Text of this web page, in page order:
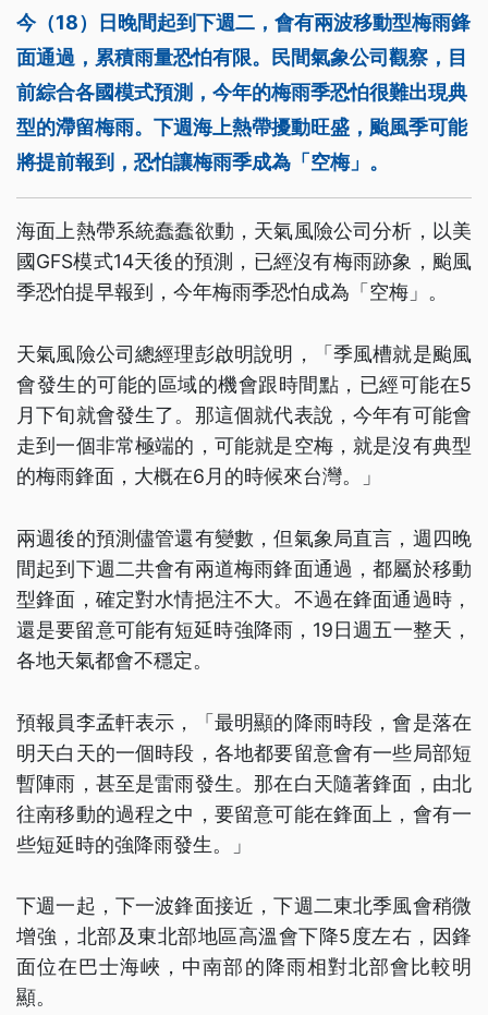
今（18）日晚間起到下週二，會有兩波移動型梅雨鋒
面通過，累積雨量恐怕有限。民間氣象公司觀察，目
前綜合各國模式預測，今年的梅雨季恐怕很難出現典
型的滯留梅雨。下週海上熱帶擾動旺盛，颱風季可能
將提前報到，恐怕讓梅雨季成為「空梅」。
海面上熱帶系統蠢蠢欲動，天氣風險公司分析，以美
國GFS模式14天後的預測，已經沒有梅雨跡象，颱風
季恐怕提早報到，今年梅雨季恐怕成為「空梅」。
天氣風險公司總經理彭啟明說明，「季風槽就是颱風
會發生的可能的區域的機會跟時間點，已經可能在5
月下旬就會發生了。那這個就代表說，今年有可能會
走到一個非常極端的，可能就是空梅，就是沒有典型
的梅雨鋒面，大概在6月的時候來台灣。」
兩週後的預測儘管還有變數，但氣象局直言，週四晚
間起到下週二共會有兩道梅雨鋒面通過，都屬於移動
型鋒面，確定對水情挹注不大。不過在鋒面通過時，
還是要留意可能有短延時強降雨，19日週五一整天，
各地天氣都會不穩定。
預報員李孟軒表示，「最明顯的降雨時段，會是落在
明天白天的一個時段，各地都要留意會有一些局部短
暫陣雨，甚至是雷雨發生。那在白天隨著鋒面，由北
往南移動的過程之中，要留意可能在鋒面上，會有一
些短延時的強降雨發生。」
下週一起，下一波鋒面接近，下週二東北季風會稍微
增強，北部及東北部地區高溫會下降5度左右，因鋒
面位在巴士海峽，中南部的降雨相對北部會比較明
顯。